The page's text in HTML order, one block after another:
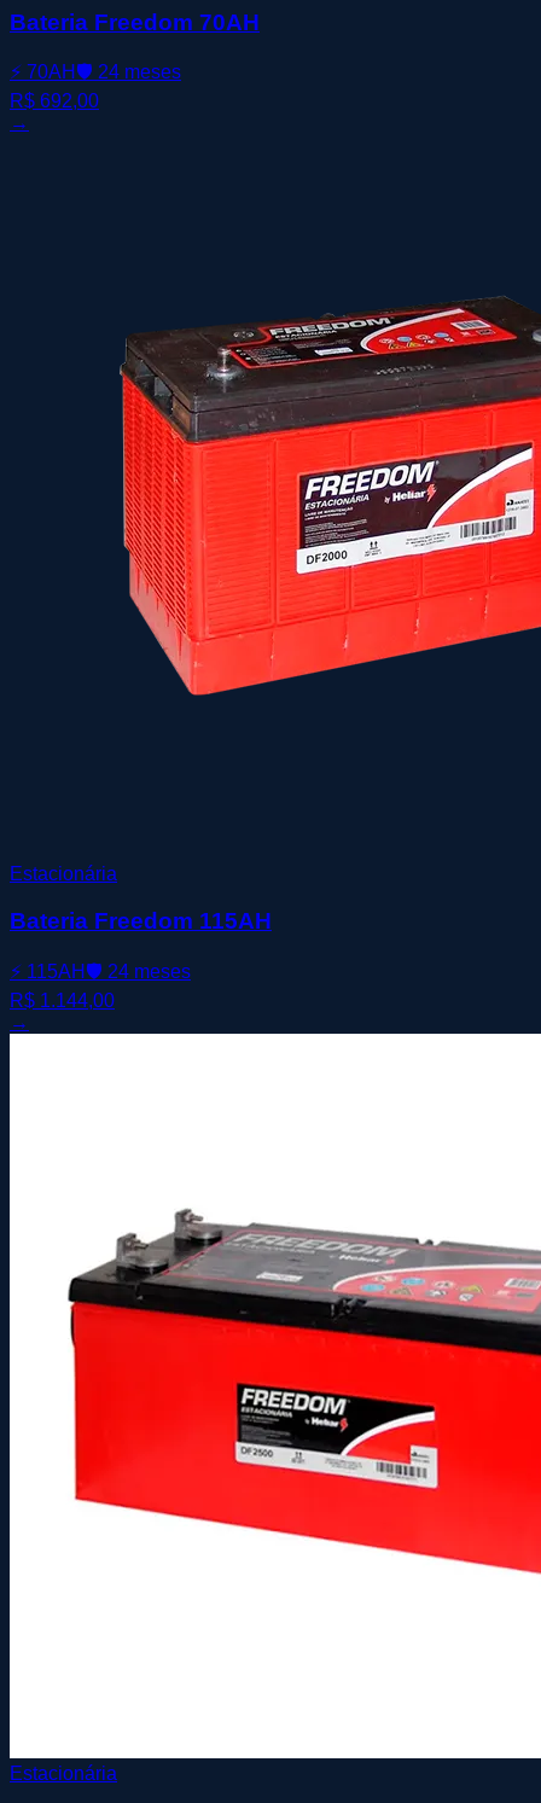
Bateria Freedom 70AH
⚡ 70AH 🛡️ 24 meses
R$ 692,00
→
Estacionária
Bateria Freedom 115AH
⚡ 115AH 🛡️ 24 meses
R$ 1.144,00
→
Estacionária